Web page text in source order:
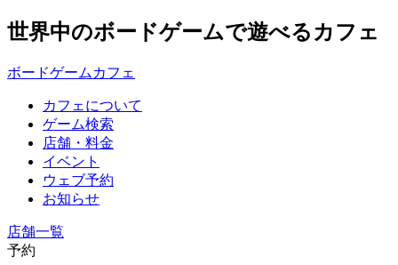
世界中のボードゲームで遊べるカフェ
ボードゲームカフェ
カフェについて
ゲーム検索
店舗・料金
イベント
ウェブ予約
お知らせ
店舗一覧
予約